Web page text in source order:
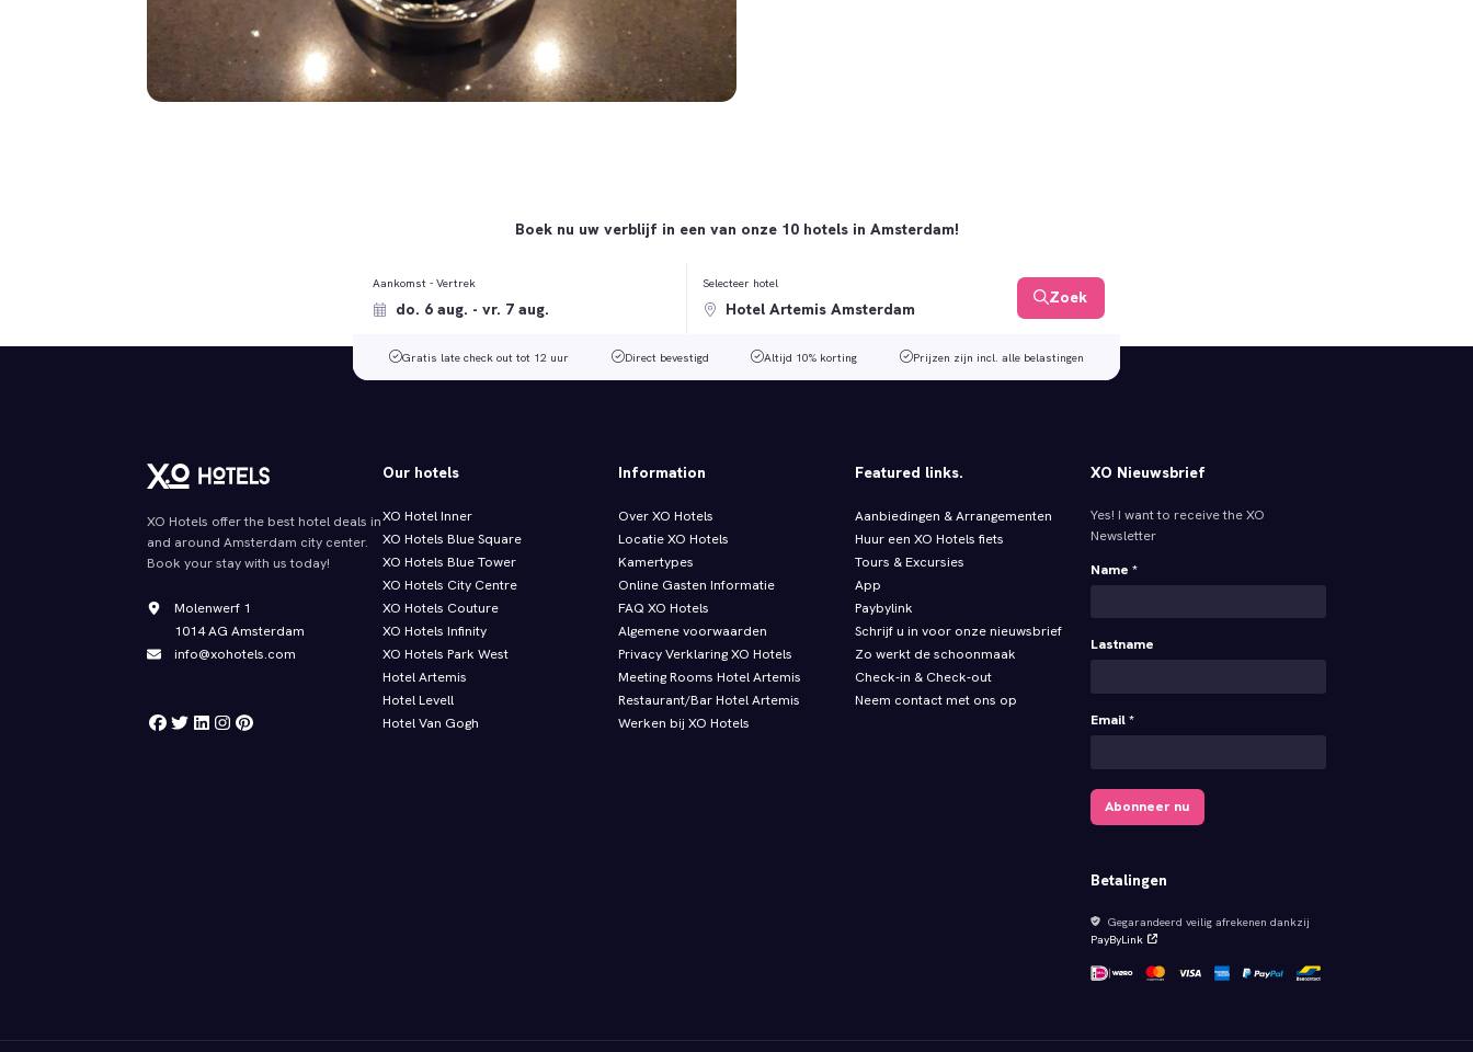
Boek nu uw verblijf in een van onze 10 hotels in Amsterdam!
Aankomst - Vertrek Selecteer hotel
Zoek
Gratis late check out tot 12 uur Direct bevestigd Altijd 10% korting Prijzen zijn incl. alle belastingen
XO Hotels offer the best hotel deals in
and around Amsterdam city center.
Book your stay with us today!
Molenwerf 1
1014 AG Amsterdam
info@xohotels.com
Our hotels
XO Hotel Inner
XO Hotels Blue Square
XO Hotels Blue Tower
XO Hotels City Centre
XO Hotels Couture
XO Hotels Infinity
XO Hotels Park West
Hotel Artemis
Hotel Levell
Hotel Van Gogh
Information
Over XO Hotels
Locatie XO Hotels
Kamertypes
Online Gasten Informatie
FAQ XO Hotels
Algemene voorwaarden
Privacy Verklaring XO Hotels
Meeting Rooms Hotel Artemis
Restaurant/Bar Hotel Artemis
Werken bij XO Hotels
Featured links.
Aanbiedingen & Arrangementen
Huur een XO Hotels fiets
Tours & Excursies
App
Paybylink
Schrijf u in voor onze nieuwsbrief
Zo werkt de schoonmaak
Check‑in & Check‑out
Neem contact met ons op
XO Nieuwsbrief
Yes! I want to receive the XO
Newsletter
Name *
Lastname
Email *
Abonneer nu
Betalingen
Gegarandeerd veilig afrekenen dankzij
PayByLink